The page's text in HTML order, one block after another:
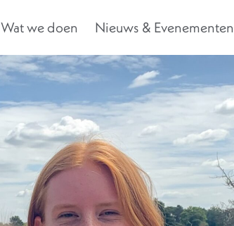
Wat we doen Nieuws & Evenementen